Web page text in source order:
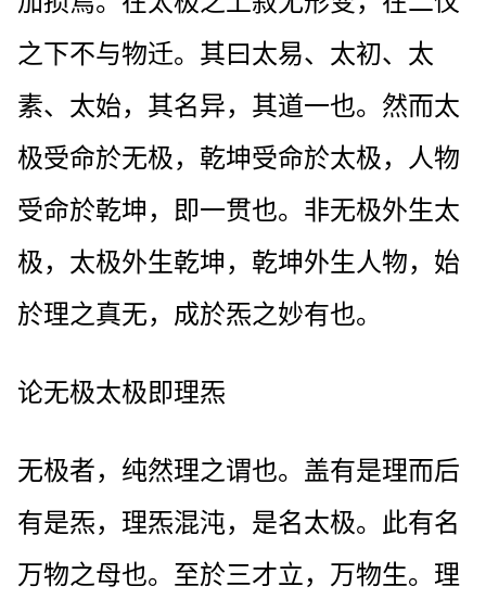
之下不与物迁。其曰太易、太初、太
素、太始，其名异，其道一也。然而太
极受命於无极，乾坤受命於太极，人物
受命於乾坤，即一贯也。非无极外生太
极，太极外生乾坤，乾坤外生人物，始
於理之真无，成於炁之妙有也。
论无极太极即理炁
无极者，纯然理之谓也。盖有是理而后
有是炁，理炁混沌，是名太极。此有名
万物之母也。至於三才立，万物生。理